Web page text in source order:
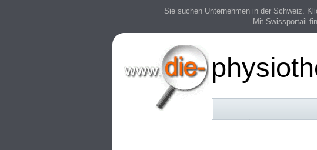
Sie suchen Unternehmen in der Schweiz.
Mit Swissportail